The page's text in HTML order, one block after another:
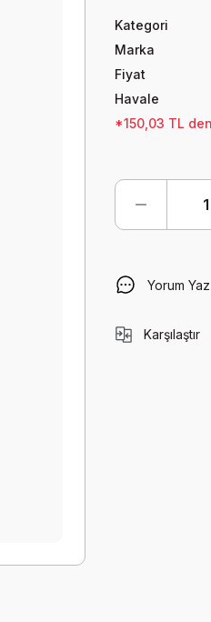
Kategori
Marka
Fiyat
Havale
*150,03 TL
Yorum Yaz
Karşılaştır